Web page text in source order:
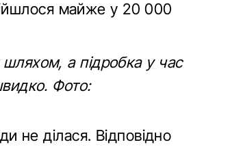
майже у 20 000
а підробка у час
Фото:
не ділася. Відповідно